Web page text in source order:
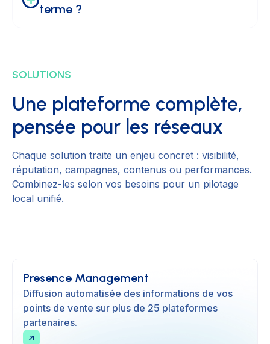
terme ?
SOLUTIONS
Une plateforme complète,
pensée pour les réseaux
Chaque solution traite un enjeu concret : visibilité,
réputation, campagnes, contenus ou performances.
Combinez-les selon vos besoins pour un pilotage
local unifié.
Presence Management
Diffusion automatisée des informations de vos
points de vente sur plus de 25 plateformes
partenaires.